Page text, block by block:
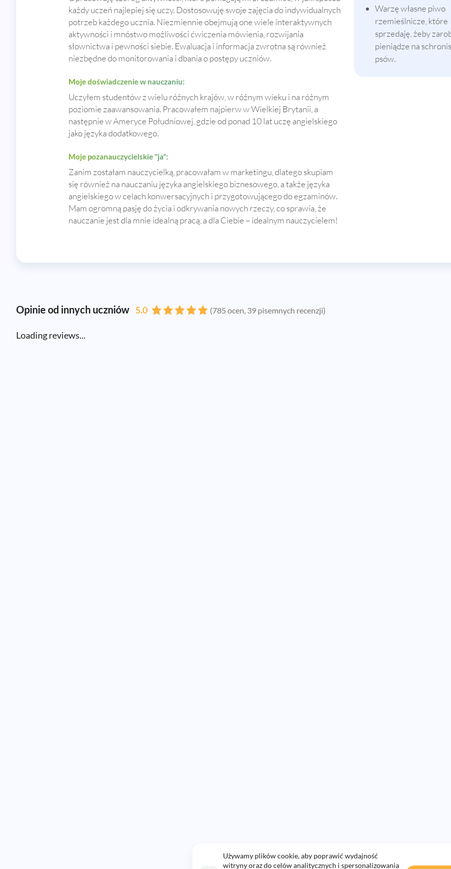
każdy uczeń najlepiej się uczy. Dostosowuję swoje zajęcia do indywidualnych
potrzeb każdego ucznia. Niezmiennie obejmują one wiele interaktywnych
aktywności i mnóstwo możliwości ćwiczenia mówienia, rozwijania
słownictwa i pewności siebie. Ewaluacja i informacja zwrotna są również
niezbędne do monitorowania i dbania o postępy uczniów.
Moje doświadczenie w nauczaniu:
Uczyłem studentów z wielu różnych krajów, w różnym wieku i na różnym
poziomie zaawansowania. Pracowałem najpierw w Wielkiej Brytanii, a
następnie w Ameryce Południowej, gdzie od ponad 10 lat uczę angielskiego
jako języka dodatkowego.
Moje pozanauczycielskie "ja":
Zanim zostałam nauczycielką, pracowałam w marketingu, dlatego skupiam
się również na nauczaniu języka angielskiego biznesowego, a także języka
angielskiego w celach konwersacyjnych i przygotowującego do egzaminów.
Mam ogromną pasję do życia i odkrywania nowych rzeczy, co sprawia, że
nauczanie jest dla mnie idealną pracą, a dla Ciebie – idealnym nauczycielem!
Warzę własne piwo
rzemieślnicze, które
sprzedaję, żeby
pieniądze na
psów.
Opinie od innych uczniów 5.0 (785 ocen, 39 pisemnych recenzji)
Loading reviews...
Używamy plików cookie, aby poprawić wydajność
witryny oraz do celów analitycznych i spersonalizowania